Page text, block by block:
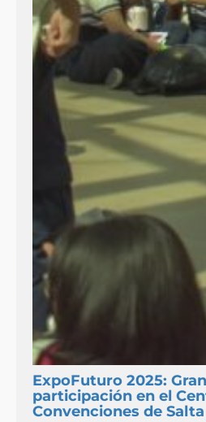
ExpoFuturo 2025:
participación en el
Convenciones de Salta